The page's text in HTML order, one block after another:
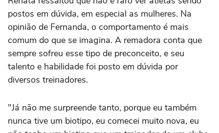
postos em dúvida, em especial as mulheres. Na
opinião de Fernanda, o comportamento é mais
comum do que se imagina. A remadora conta que
sempre sofreu esse tipo de preconceito, e seu
talento e habilidade foi posto em dúvida por
diversos treinadores.
"Já não me surpreende tanto, porque eu também
nunca tive um biotipo, eu comecei muito nova, eu